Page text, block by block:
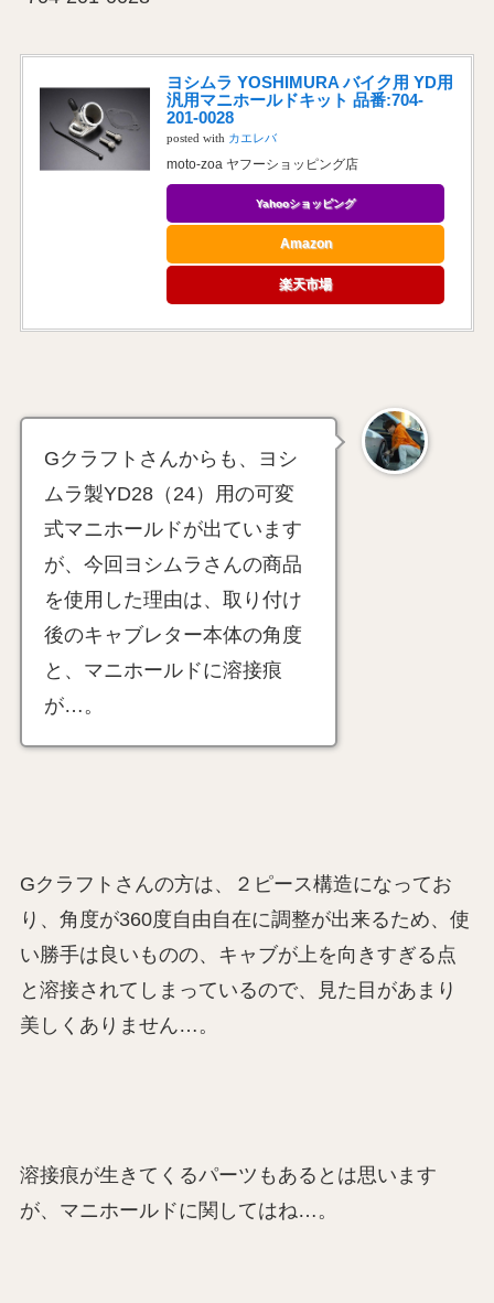
ヨシムラ YOSHIMURA バイク用 YD用
汎用マニホールドキット 品番:704-
201-0028
posted with カエレバ
moto-zoa ヤフーショッピング店
Yahooショッピング
Amazon
楽天市場
Gクラフトさんからも、ヨシ
ムラ製YD28（24）用の可変
式マニホールドが出ています
が、今回ヨシムラさんの商品
を使用した理由は、取り付け
後のキャブレター本体の角度
と、マニホールドに溶接痕
が…。
Gクラフトさんの方は、２ピース構造になってお
り、角度が360度自由自在に調整が出来るため、使
い勝手は良いものの、キャブが上を向きすぎる点
と溶接されてしまっているので、見た目があまり
美しくありません…。
溶接痕が生きてくるパーツもあるとは思います
が、マニホールドに関してはね…。